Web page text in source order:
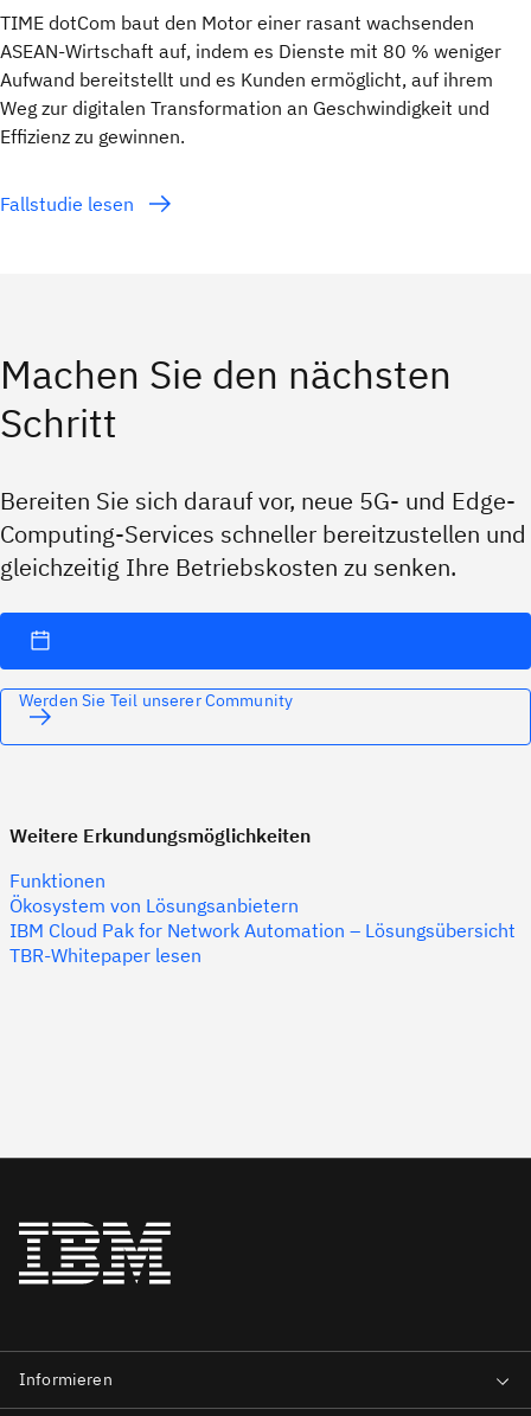
TIME dotCom baut den Motor einer rasant wachsenden
ASEAN-Wirtschaft auf, indem es Dienste mit 80 % weniger
Aufwand bereitstellt und es Kunden ermöglicht, auf ihrem
Weg zur digitalen Transformation an Geschwindigkeit und
Effizienz zu gewinnen.
Fallstudie lesen
Machen Sie den nächsten
Schritt
Bereiten Sie sich darauf vor, neue 5G- und Edge-
Computing-Services schneller bereitzustellen und
gleichzeitig Ihre Betriebskosten zu senken.
Werden Sie Teil unserer Community
Weitere Erkundungsmöglichkeiten
Funktionen
Ökosystem von Lösungsanbietern
IBM Cloud Pak for Network Automation – Lösungsübersicht
TBR-Whitepaper lesen